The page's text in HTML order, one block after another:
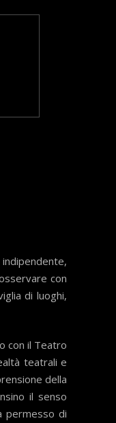
con
di luoghi,
con il Teatro
teatrali e
della
il senso
permesso di